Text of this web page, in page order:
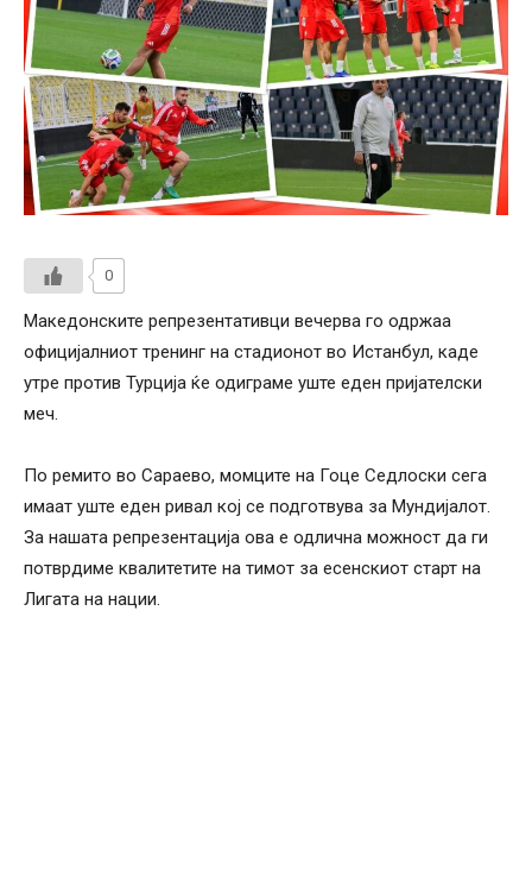
0
Македонските репрезентативци вечерва го одржаа
официјалниот тренинг на стадионот во Истанбул, каде
утре против Турција ќе одиграме уште еден пријателски
меч.
По ремито во Сараево, момците на Гоце Седлоски сега
имаат уште еден ривал кој се подготвува за Мундијалот.
За нашата репрезентација ова е одлична можност да ги
потврдиме квалитетите на тимот за есенскиот старт на
Лигата на нации.